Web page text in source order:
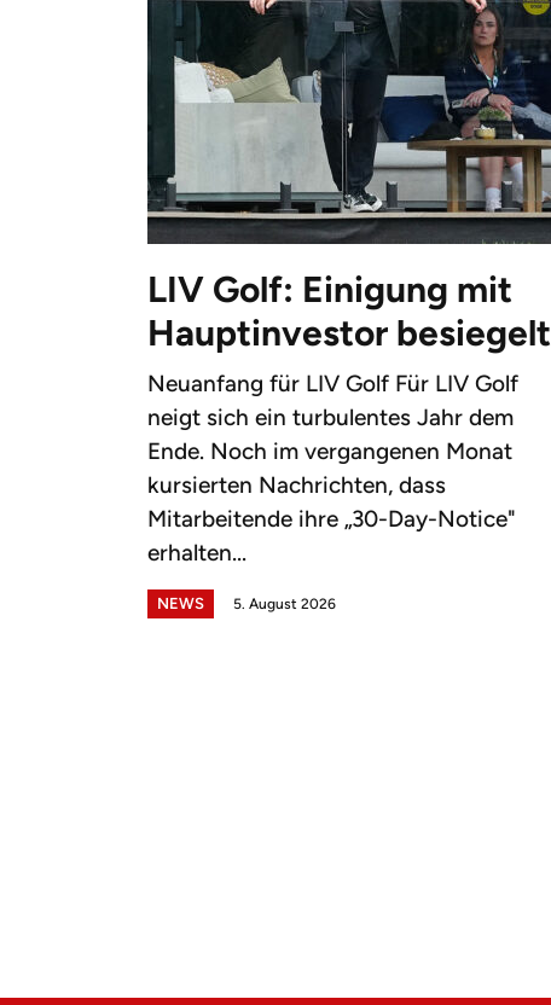
LIV Golf: Einigung mit
Hauptinvestor besiegelt
Neuanfang für LIV Golf Für LIV Golf
neigt sich ein turbulentes Jahr dem
Ende. Noch im vergangenen Monat
kursierten Nachrichten, dass
Mitarbeitende ihre „30-Day-Notice"
erhalten...
NEWS 5. August 2026